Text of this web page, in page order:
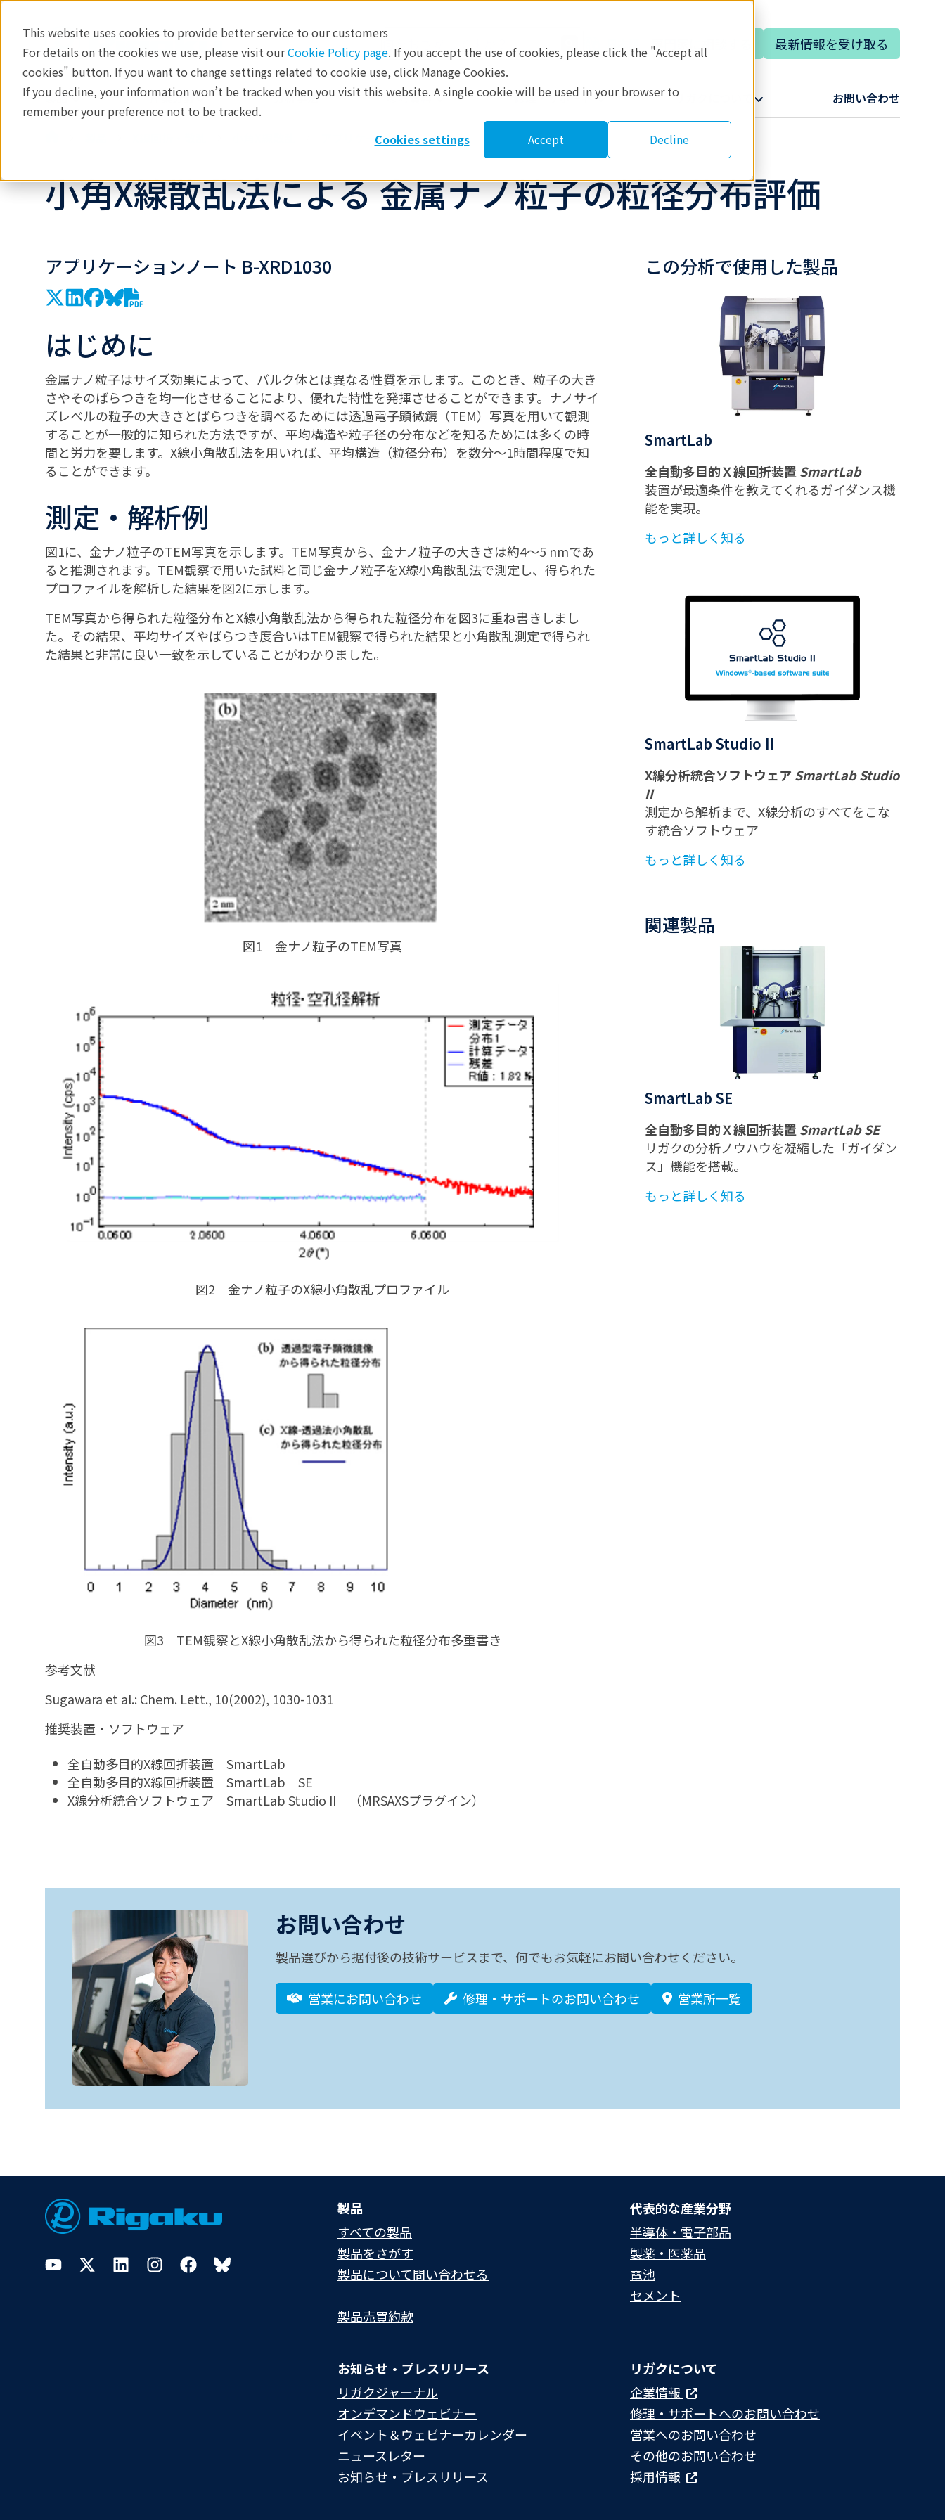
This website uses cookies to provide better service to our customers
For details on the cookies we use, please visit ourCookie Policy page. If you accept the use of cookies, please click the "Accept all
cookies" button. If you want to change settings related to cookie use, click Manage Cookies.
If you decline, your information won’t be tracked when you visit this website. A single cookie will be used in your browser to
remember your preference not to be tracked.
Cookies settings
Accept Decline
日本語 専門家に相談する 最新情報を受け取る
製品 産業分野​ 分析手法​ 参考資料 修理・サポート リガクについて​ お問い合わせ​
アプリケーションノート
小角X線散乱法による 金属ナノ粒子の粒径分布評価
アプリケーションノート B-XRD1030
はじめに
金属ナノ粒子はサイズ効果によって、バルク体とは異なる性質を示します。このとき、粒子の大き
さやそのばらつきを均一化させることにより、優れた特性を発揮させることができます。ナノサイ
ズレベルの粒子の大きさとばらつきを調べるためには透過電子顕微鏡（TEM）写真を用いて観測
することが一般的に知られた方法ですが、平均構造や粒子径の分布などを知るためには多くの時
間と労力を要します。X線小角散乱法を用いれば、平均構造（粒径分布）を数分～1時間程度で知
ることができます。
測定・解析例
図1に、金ナノ粒子のTEM写真を示します。TEM写真から、金ナノ粒子の大きさは約4～5 nmであ
ると推測されます。TEM観察で用いた試料と同じ金ナノ粒子をX線小角散乱法で測定し、得られた
プロファイルを解析した結果を図2に示します。
TEM写真から得られた粒径分布とX線小角散乱法から得られた粒径分布を図3に重ね書きしまし
た。その結果、平均サイズやばらつき度合いはTEM観察で得られた結果と小角散乱測定で得られ
た結果と非常に良い一致を示していることがわかりました。
図1 金ナノ粒子のTEM写真
図2 金ナノ粒子のX線小角散乱プロファイル
図3 TEM観察とX線小角散乱法から得られた粒径分布多重書き
参考文献
Sugawara et al.: Chem. Lett., 10(2002), 1030-1031
推奨装置・ソフトウェア
全自動多目的X線回折装置 SmartLab
全自動多目的X線回折装置 SmartLab SE
X線分析統合ソフトウェア SmartLab Studio II （MRSAXSプラグイン）
この分析で使用した製品
SmartLab
全自動多目的Ｘ線回折装置 SmartLab
装置が最適条件を教えてくれるガイダンス機
能を実現。
もっと詳しく知る
SmartLab Studio II
X線分析統合ソフトウェア SmartLab Studio
II
測定から解析まで、X線分析のすべてをこな
す統合ソフトウェア
もっと詳しく知る
関連製品
SmartLab SE
全自動多目的Ｘ線回折装置 SmartLab SE
リガクの分析ノウハウを凝縮した「ガイダン
ス」機能を搭載。
もっと詳しく知る
お問い合わせ
製品選びから据付後の技術サービスまで、何でもお気軽にお問い合わせください。
営業にお問い合わせ 修理・サポートのお問い合わせ 営業所一覧
Footer
YouTubeTwitterLinkedInInstagramFacebookBluesky
製品
すべての製品
製品をさがす
製品について問い合わせる​
製品売買約款
代表的な産業分野
半導体・電子部品
製薬・医薬品
電池
セメント
お知らせ・プレスリリース
リガクジャーナル
オンデマンドウェビナー
イベント＆ウェビナーカレンダー
ニュースレター
お知らせ・プレスリリース
リガクについて
企業情報
修理・サポートへのお問い合わせ
営業へのお問い合わせ
その他のお問い合わせ
採用情報